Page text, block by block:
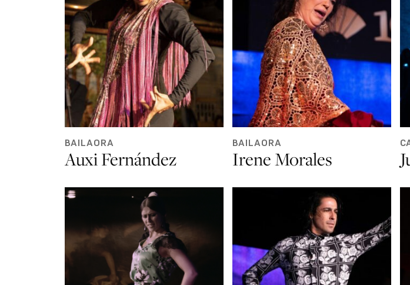
BAILAORA
Auxi Fernández
BAILAORA
Irene Morales